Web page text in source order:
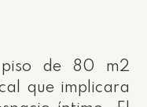
piso de 80 m2
que implicara